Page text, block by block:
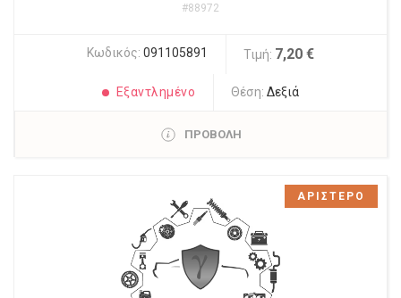
#88972
Κωδικός: 091105891 Τιμή: 7,20 €
Εξαντλημένο Θέση:Δεξιά
ΠΡΟΒΟΛΗ
ΑΡΙΣΤΕΡΟ